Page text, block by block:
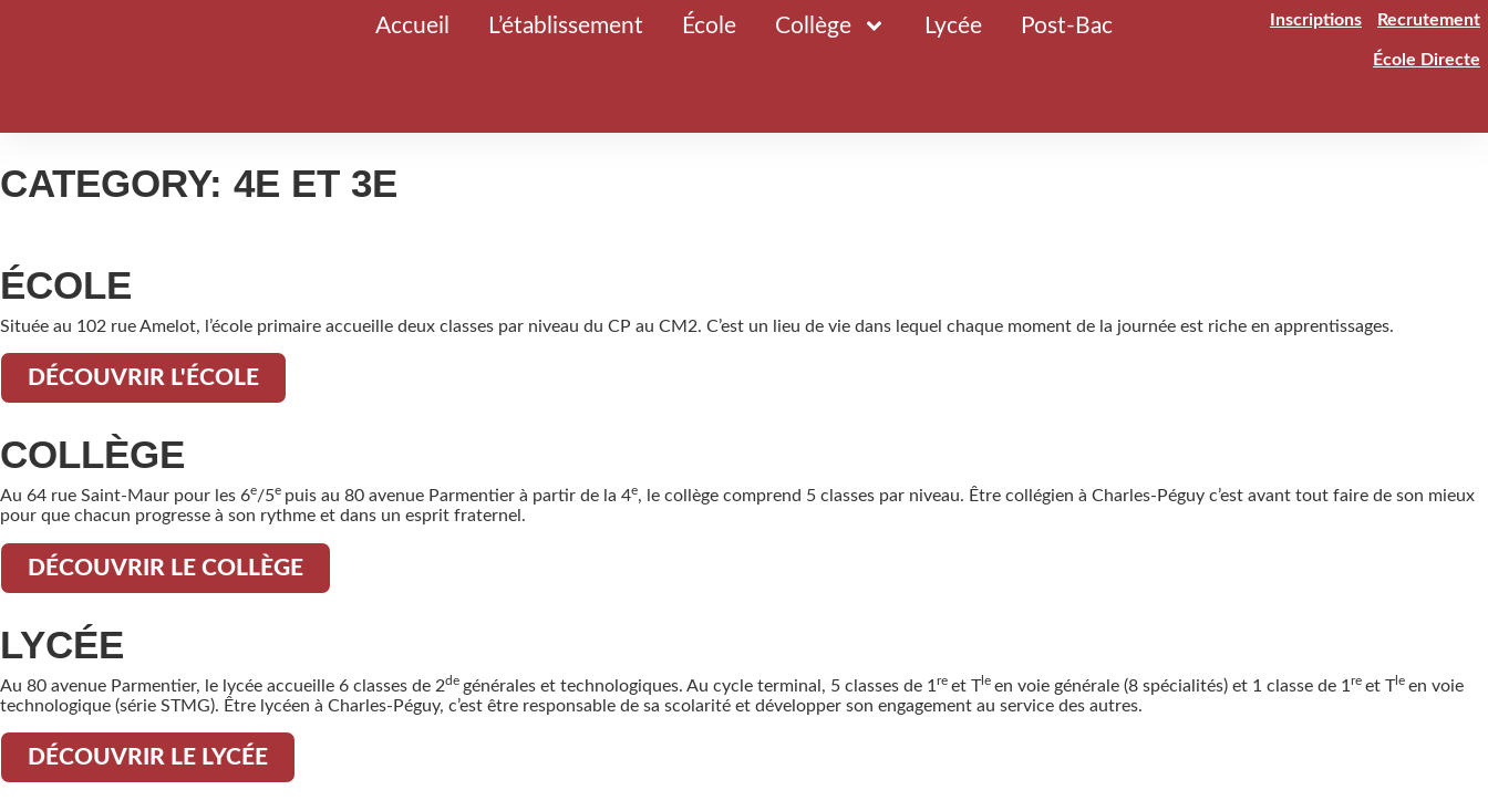
Accueil L’établissement École Collège Lycée Post-Bac Inscriptions Recrutement
École Directe
CATEGORY: 4E ET 3E
ÉCOLE
Située au 102 rue Amelot, l’école primaire accueille deux classes par niveau du CP au CM2. C’est un lieu de vie dans lequel chaque moment de la journée est riche en apprentissages.
DÉCOUVRIR L'ÉCOLE
COLLÈGE
Au 64 rue Saint-Maur pour les 6e/5e puis au 80 avenue Parmentier à partir de la 4e, le collège comprend 5 classes par niveau. Être collégien à Charles-Péguy c’est avant tout faire de son mieux
pour que chacun progresse à son rythme et dans un esprit fraternel.
DÉCOUVRIR LE COLLÈGE
LYCÉE
Au 80 avenue Parmentier, le lycée accueille 6 classes de 2de générales et technologiques. Au cycle terminal, 5 classes de 1 re et Tle en voie générale (8 spécialités) et 1 classe de 1 re et Tle en voie
technologique (série STMG). Être lycéen à Charles-Péguy, c’est être responsable de sa scolarité et développer son engagement au service des autres.
DÉCOUVRIR LE LYCÉE